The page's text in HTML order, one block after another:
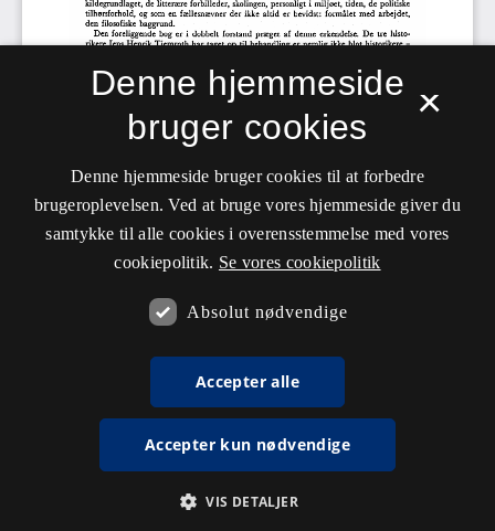
×
Denne hjemmeside
bruger cookies
Denne hjemmeside bruger cookies til at forbedre
brugeroplevelsen. Ved at bruge vores hjemmeside giver du
samtykke til alle cookies i overensstemmelse med vores
cookiepolitik. Se vores cookiepolitik
Absolut nødvendige
Accepter alle
Accepter kun nødvendige
VIS DETALJER